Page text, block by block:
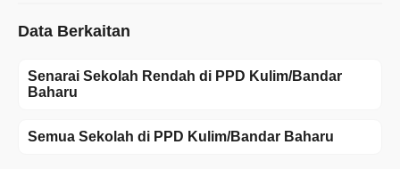
Data Berkaitan
Senarai Sekolah Rendah di PPD Kulim/Bandar
Baharu
Semua Sekolah di PPD Kulim/Bandar Baharu